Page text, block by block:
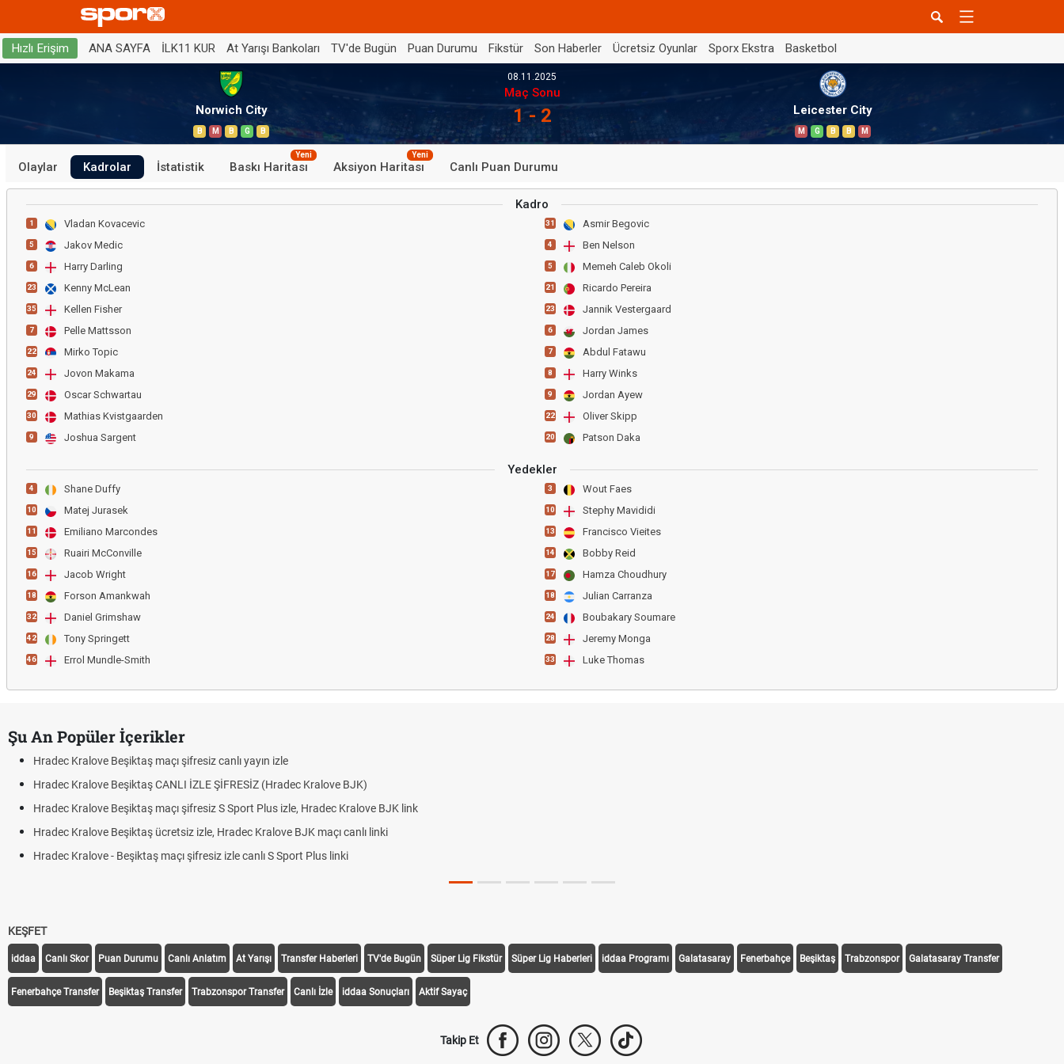
Hızlı Erişim ANA SAYFA İLK11 KUR At Yarışı Bankoları TV'de Bugün Puan Durumu Fikstür Son Haberler Ücretsiz Oyunlar Sporx Ekstra Basketbol
Norwich City
B M B G B
08.11.2025
Maç Sonu
1 - 2 Leicester City
M G B B M
Olaylar Kadrolar İstatistik Baskı Haritası
Yeni
Aksiyon Haritası
Yeni
Canlı Puan Durumu
Kadro
1 Vladan Kovacevic
5 Jakov Medic
6 Harry Darling
23 Kenny McLean
35 Kellen Fisher
7 Pelle Mattsson
22 Mirko Topic
24 Jovon Makama
29 Oscar Schwartau
30 Mathias Kvistgaarden
9 Joshua Sargent
31 Asmir Begovic
4 Ben Nelson
5 Memeh Caleb Okoli
21 Ricardo Pereira
23 Jannik Vestergaard
6 Jordan James
7 Abdul Fatawu
8 Harry Winks
9 Jordan Ayew
22 Oliver Skipp
20 Patson Daka
Yedekler
4 Shane Duffy
10 Matej Jurasek
11 Emiliano Marcondes
15 Ruairi McConville
16 Jacob Wright
18 Forson Amankwah
32 Daniel Grimshaw
42 Tony Springett
46 Errol Mundle-Smith
3 Wout Faes
10 Stephy Mavididi
13 Francisco Vieites
14 Bobby Reid
17 Hamza Choudhury
18 Julian Carranza
24 Boubakary Soumare
28 Jeremy Monga
33 Luke Thomas
Şu An Popüler İçerikler
Hradec Kralove Beşiktaş maçı şifresiz canlı yayın izle
Hradec Kralove Beşiktaş CANLI İZLE ŞİFRESİZ (Hradec Kralove BJK)
Hradec Kralove Beşiktaş maçı şifresiz S Sport Plus izle, Hradec Kralove BJK link
Hradec Kralove Beşiktaş ücretsiz izle, Hradec Kralove BJK maçı canlı linki
Hradec Kralove - Beşiktaş maçı şifresiz izle canlı S Sport Plus linki
KEŞFET
iddaa Canlı Skor Puan Durumu Canlı Anlatım At Yarışı Transfer Haberleri TV'de Bugün Süper Lig Fikstür Süper Lig Haberleri iddaa Programı Galatasaray Fenerbahçe Beşiktaş Trabzonspor Galatasaray Transfer
Fenerbahçe Transfer Beşiktaş Transfer Trabzonspor Transfer Canlı İzle iddaa Sonuçları Aktif Sayaç
Takip Et